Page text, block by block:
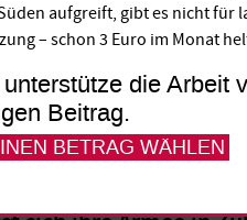
aufgreift, gibt es nicht für
– schon 3 Euro im Monat
die Arbeit
Beitrag.
BETRAG WÄHLEN